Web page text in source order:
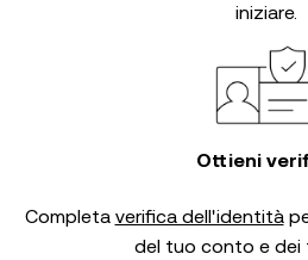
iniziare.
Ottieni
Completa verifica dell'identità
del tuo conto e dei